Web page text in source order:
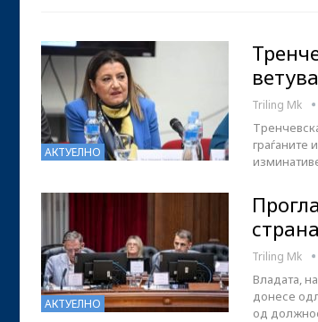
АКТУЕЛНО
Triling Mk
граѓаните
АКТУЕЛНО
Triling Mk
Владата,
донесе
од